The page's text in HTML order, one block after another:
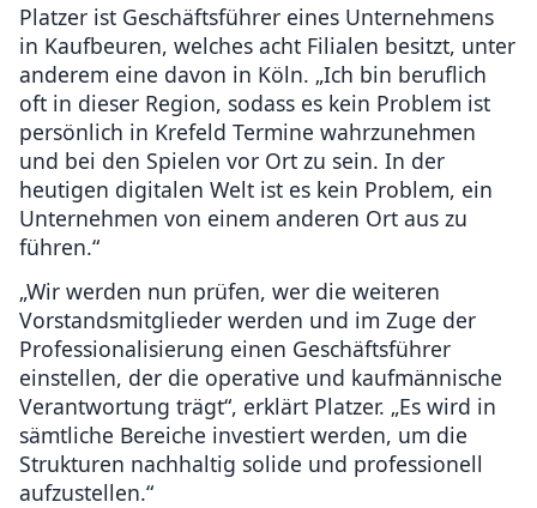
Platzer ist Geschäftsführer eines Unternehmens
in Kaufbeuren, welches acht Filialen besitzt, unter
anderem eine davon in Köln. „Ich bin beruflich
oft in dieser Region, sodass es kein Problem ist
persönlich in Krefeld Termine wahrzunehmen
und bei den Spielen vor Ort zu sein. In der
heutigen digitalen Welt ist es kein Problem, ein
Unternehmen von einem anderen Ort aus zu
führen.“
„Wir werden nun prüfen, wer die weiteren
Vorstandsmitglieder werden und im Zuge der
Professionalisierung einen Geschäftsführer
einstellen, der die operative und kaufmännische
Verantwortung trägt“, erklärt Platzer. „Es wird in
sämtliche Bereiche investiert werden, um die
Strukturen nachhaltig solide und professionell
aufzustellen.“